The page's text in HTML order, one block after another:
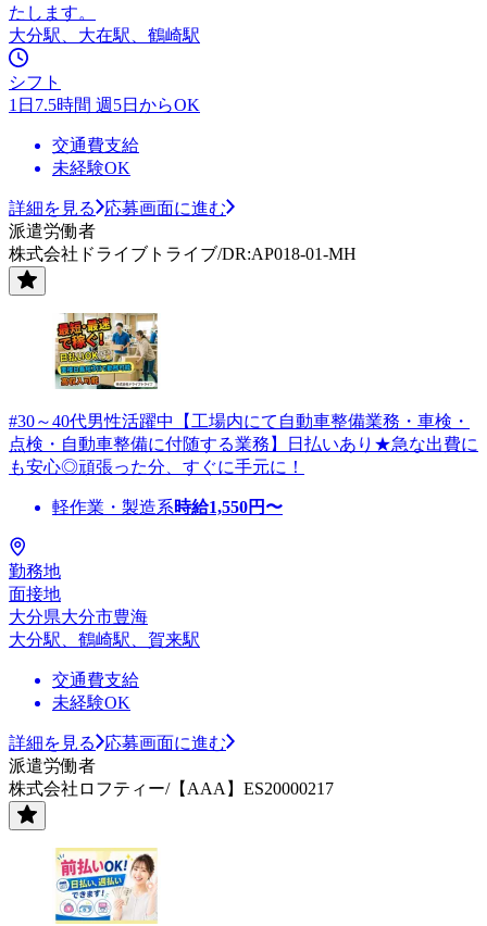
たします。
大分駅、大在駅、鶴崎駅
シフト
1日7.5時間 週5日からOK
交通費支給
未経験OK
詳細を見る
応募画面に進む
派遣労働者
株式会社ドライブトライブ/DR:AP018-01-MH
#30～40代男性活躍中【工場内にて自動車整備業務・車検・
点検・自動車整備に付随する業務】日払いあり★急な出費に
も安心◎頑張った分、すぐに手元に！
軽作業・製造系時給1,550円〜
勤務地
面接地
大分県大分市豊海
大分駅、鶴崎駅、賀来駅
交通費支給
未経験OK
詳細を見る
応募画面に進む
派遣労働者
株式会社ロフティー/【AAA】ES20000217